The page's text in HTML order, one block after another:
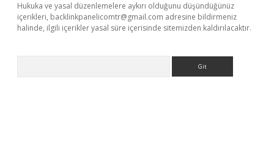
Hukuka ve yasal düzenlemelere aykırı olduğunu düşündüğünüz
içerikleri, backlinkpanelicomtr@gmail.com adresine bildirmeniz
halinde, ilgili içerikler yasal süre içerisinde sitemizden kaldırılacaktır.